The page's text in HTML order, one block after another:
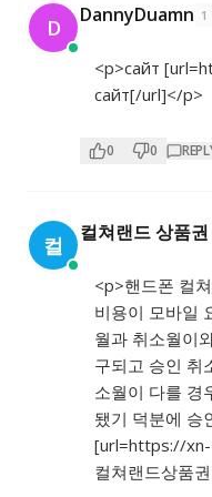
D DannyDuamn 1
<p>сайт [url=
сайт[/url]</p>
0 0
컬 컬쳐랜드 상품
<p>핸드폰 컬
비용이 모바일
월과 취소월이
구되고 승인 취
소월이 다를 경
됐기 덕분에 승
[url=https://
컬쳐랜드상품권